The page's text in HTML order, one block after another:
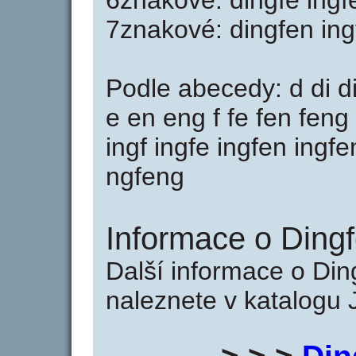
7znakové: dingfen
Podle abecedy: d di
e en eng f fe fen
ingf ingfe ingfen
ngfeng
Informace o
Další informace o
naleznete v katalogu